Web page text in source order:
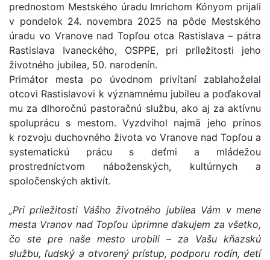
prednostom Mestského úradu Imrichom Kónyom prijali
v pondelok 24. novembra 2025 na pôde Mestského
úradu vo Vranove nad Topľou otca Rastislava – pátra
Rastislava Ivaneckého, OSPPE, pri príležitosti jeho
životného jubilea, 50. narodenín.
Primátor mesta po úvodnom privítaní zablahoželal
otcovi Rastislavovi k významnému jubileu a poďakoval
mu za dlhoročnú pastoračnú službu, ako aj za aktívnu
spoluprácu s mestom. Vyzdvihol najmä jeho prínos
k rozvoju duchovného života vo Vranove nad Topľou a
systematickú prácu s deťmi a mládežou
prostredníctvom náboženských, kultúrnych a
spoločenských aktivít.
„Pri príležitosti Vášho životného jubilea Vám v mene
mesta Vranov nad Topľou úprimne ďakujem za všetko,
čo ste pre naše mesto urobili – za Vašu kňazskú
službu, ľudský a otvorený prístup, podporu rodín, detí